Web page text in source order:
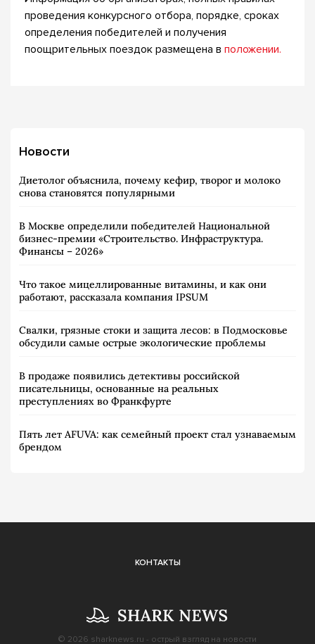
проведения конкурсного отбора, порядке, сроках
определения победителей и получения
поощрительных поездок размещена в положении.
Новости
Диетолог объяснила, почему кефир, творог и молоко
снова становятся популярными
В Москве определили победителей Национальной
бизнес-премии «Строительство. Инфраструктура.
Финансы – 2026»
Что такое мицеллированные витамины, и как они
работают, рассказала компания IPSUM
Свалки, грязные стоки и защита лесов: в Подмосковье
обсудили самые острые экологические проблемы
В продаже появились детективы российской
писательницы, основанные на реальных
преступлениях во Франкфурте
Пять лет AFUVA: как семейный проект стал узнаваемым
брендом
КОНТАКТЫ
© 2026 sharknews.ru - острый взгляд на новости